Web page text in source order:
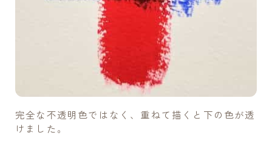
完全な不透明色ではなく、重ねて描くと下の色が透
けました。